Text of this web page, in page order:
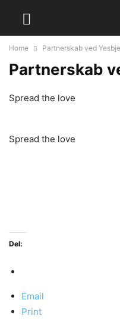
Home Partnerskab ved
Partnerskab
Spread the love
Spread the love
Del:
Email
Print